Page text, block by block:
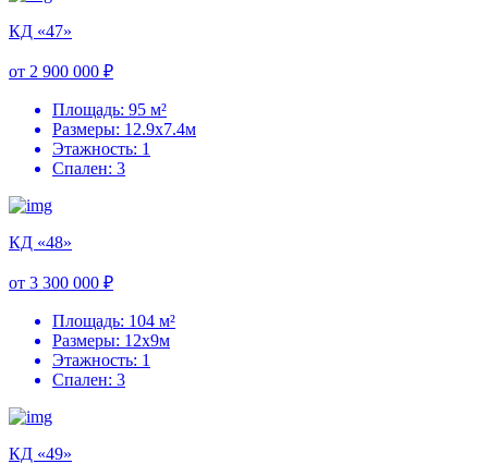
КД «47»
от 2 900 000 ₽
Площадь: 95 м²
Размеры: 12.9х7.4м
Этажность: 1
Спален: 3
КД «48»
от 3 300 000 ₽
Площадь: 104 м²
Размеры: 12х9м
Этажность: 1
Спален: 3
КД «49»